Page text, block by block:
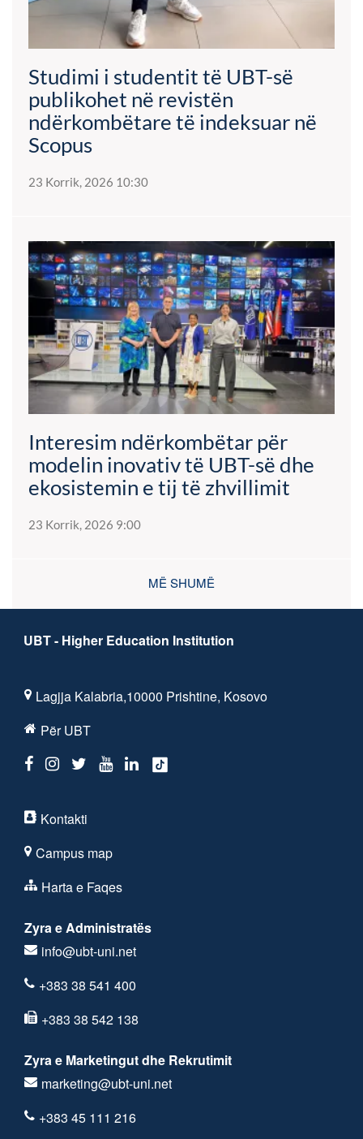
Studimi i studentit të UBT-së
publikohet në revistën
ndërkombëtare të indeksuar në
Scopus
23 Korrik, 2026 10:30
Interesim ndërkombëtar për
modelin inovativ të UBT-së dhe
ekosistemin e tij të zhvillimit
23 Korrik, 2026 9:00
MË SHUMË
UBT - Higher Education Institution
Lagjja Kalabria,10000 Prishtine, Kosovo
Për UBT
Kontakti
Campus map
Harta e Faqes
Zyra e Administratës
info@ubt-uni.net
+383 38 541 400
+383 38 542 138
Zyra e Marketingut dhe Rekrutimit
marketing@ubt-uni.net
+383 45 111 216